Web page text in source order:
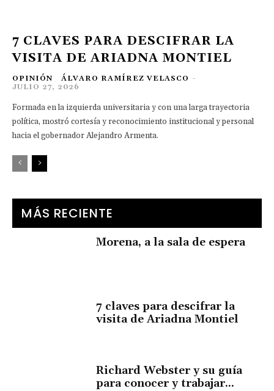
7 CLAVES PARA DESCIFRAR LA
VISITA DE ARIADNA MONTIEL
OPINIÓN ÁLVARO RAMÍREZ VELASCO -
JULIO 27, 2026
Formada en la izquierda universitaria y con una larga trayectoria
política, mostró cortesía y reconocimiento institucional y personal
hacia el gobernador Alejandro Armenta.
MÁS RECIENTE
Morena, a la sala de espera
7 claves para descifrar la
visita de Ariadna Montiel
Richard Webster y su guía
para conocer y trabajar...